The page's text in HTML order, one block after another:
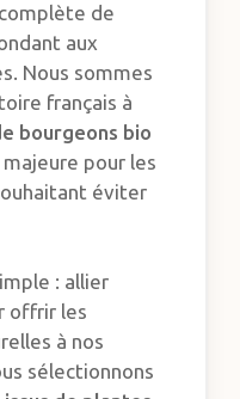
de
aux
Nous sommes
français à
bourgeons bio
majeure pour les
éviter
: allier
offrir les
à nos
sélectionnons